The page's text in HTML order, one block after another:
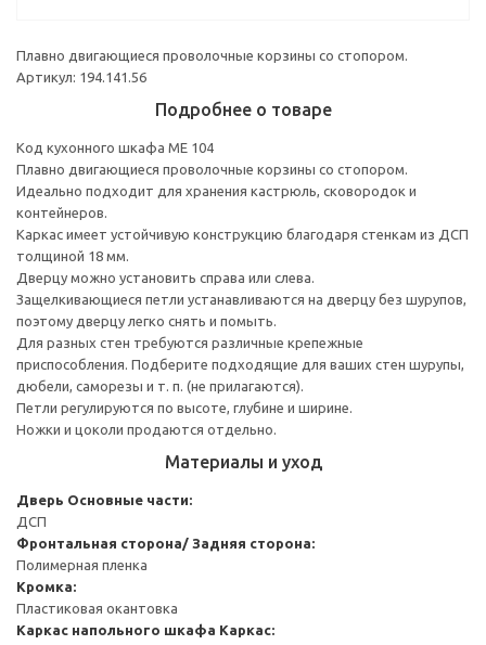
Плавно двигающиеся проволочные корзины со стопором.
Артикул: 194.141.56
Подробнее о товаре
Код кухонного шкафа ME 104
Плавно двигающиеся проволочные корзины со стопором.
Идеально подходит для хранения кастрюль, сковородок и
контейнеров.
Каркас имеет устойчивую конструкцию благодаря стенкам из ДСП
толщиной 18 мм.
Дверцу можно установить справа или слева.
Защелкивающиеся петли устанавливаются на дверцу без шурупов,
поэтому дверцу легко снять и помыть.
Для разных стен требуются различные крепежные
приспособления. Подберите подходящие для ваших стен шурупы,
дюбели, саморезы и т. п. (не прилагаются).
Петли регулируются по высоте, глубине и ширине.
Ножки и цоколи продаются отдельно.
Материалы и уход
Дверь Основные части:
ДСП
Фронтальная сторона/ Задняя сторона:
Полимерная пленка
Кромка:
Пластиковая окантовка
Каркас напольного шкафа Каркас: